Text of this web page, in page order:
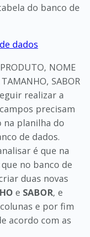
do banco de
dados
NOME
SABOR
realizar a
precisam
na planilha do
de dados.
é que na
no banco de
duas novas
e SABOR, e
e por fim
acordo com as